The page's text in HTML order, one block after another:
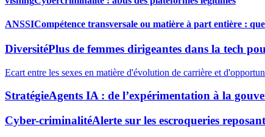
ANSSICompétence transversale ou matière à part entière :
DiversitéPlus de femmes dirigeantes dans la tech
Ecart entre les sexes en matière d'évolution de carrière et
StratégieAgents IA : de l’expérimentation à la
Cyber-criminalitéAlerte sur les escroqueries